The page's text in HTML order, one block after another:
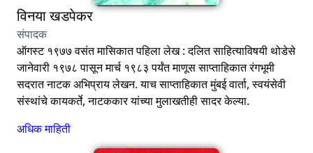
विनया खडपेकर
संपादक
ऑगस्ट १९७७ वसंत मासिकात पहिला लेख : दलित साहित्याविषयी थोडेसे
जानेवारी १९७८ पासून मार्च १९८३ पर्यंत माणूस साप्ताहिकात रंगभूमी
सदरात नाटक अभिप्राय लेखन. याच साप्ताहिकात मुंबई वार्ता, स्वयंसेवी
संस्थांचे कायकर्ते, नाटककार यांच्या मुलाखतीही सादर केल्या.
अधिक माहिती